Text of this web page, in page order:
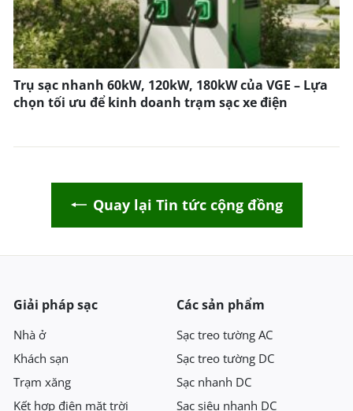
Trụ sạc nhanh 60kW, 120kW, 180kW của VGE – Lựa
chọn tối ưu để kinh doanh trạm sạc xe điện
Quay lại Tin tức cộng đồng
Giải pháp sạc
Nhà ở
Khách sạn
Trạm xăng
Kết hợp điện mặt trời
Các sản phẩm
Sạc treo tường AC
Sạc treo tường DC
Sạc nhanh DC
Sạc siêu nhanh DC